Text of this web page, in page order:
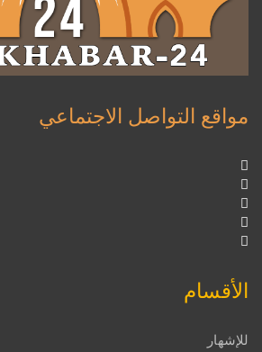
مواقع التواصل الاجتماعي
الأقسام
للإشهار